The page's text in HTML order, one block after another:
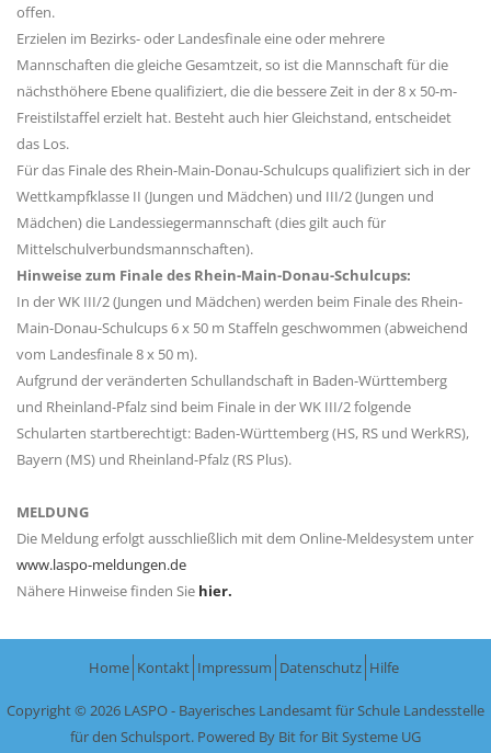
offen.
Erzielen im Bezirks- oder Landesfinale eine oder mehrere
Mannschaften die gleiche Gesamtzeit, so ist die Mannschaft für die
nächsthöhere Ebene qualifiziert, die die bessere Zeit in der 8 x 50-m-
Freistilstaffel erzielt hat. Besteht auch hier Gleichstand, entscheidet
das Los.
Für das Finale des Rhein-Main-Donau-Schulcups qualifiziert sich in der
Wettkampfklasse II (Jungen und Mädchen) und III/2 (Jungen und
Mädchen) die Landessiegermannschaft (dies gilt auch für
Mittelschulverbundsmannschaften).
Hinweise zum Finale des Rhein-Main-Donau-Schulcups:
In der WK III/2 (Jungen und Mädchen) werden beim Finale des Rhein-
Main-Donau-Schulcups 6 x 50 m Staffeln geschwommen (abweichend
vom Landesfinale 8 x 50 m).
Aufgrund der veränderten Schullandschaft in Baden-Württemberg
und Rheinland-Pfalz sind beim Finale in der WK III/2 folgende
Schularten startberechtigt: Baden-Württemberg (HS, RS und WerkRS),
Bayern (MS) und Rheinland-Pfalz (RS Plus).
MELDUNG
Die Meldung erfolgt ausschließlich mit dem Online-Meldesystem unter
www.laspo-meldungen.de
Nähere Hinweise finden Sie hier.
Home Kontakt Impressum Datenschutz Hilfe
Copyright © 2026 LASPO - Bayerisches Landesamt für Schule Landesstelle
für den Schulsport. Powered By Bit for Bit Systeme UG